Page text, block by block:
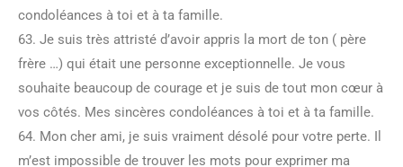
condoléances à toi et à ta famille.
63. Je suis très attristé d’avoir appris la mort de ton ( père
frère …) qui était une personne exceptionnelle. Je vous
souhaite beaucoup de courage et je suis de tout mon cœur à
vos côtés. Mes sincères condoléances à toi et à ta famille.
64. Mon cher ami, je suis vraiment désolé pour votre perte. Il
m’est impossible de trouver les mots pour exprimer ma